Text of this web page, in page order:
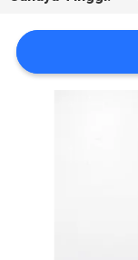
QUOTE
REQUEST
SUATU